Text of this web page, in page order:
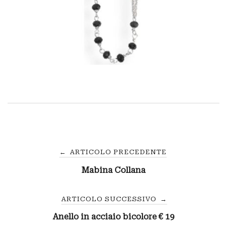
Navigazione
← ARTICOLO PRECEDENTE
Mabina Collana
ARTICOLO SUCCESSIVO →
Anello in acciaio bicolore € 19